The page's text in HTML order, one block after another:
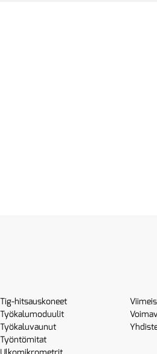
Tig-hitsauskoneet
Työkalumoduulit
Työkaluvaunut
Työntömitat